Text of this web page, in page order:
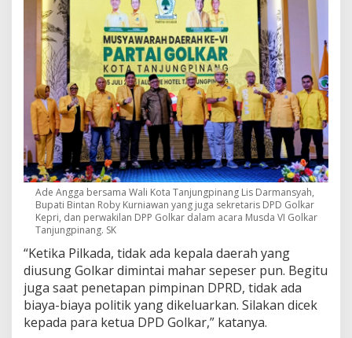
Ade Angga bersama Wali Kota Tanjungpinang Lis Darmansyah,
Bupati Bintan Roby Kurniawan yang juga sekretaris DPD Golkar
Kepri, dan perwakilan DPP Golkar dalam acara Musda VI Golkar
Tanjungpinang. SK
“Ketika Pilkada, tidak ada kepala daerah yang
diusung Golkar dimintai mahar sepeser pun. Begitu
juga saat penetapan pimpinan DPRD, tidak ada
biaya-biaya politik yang dikeluarkan. Silakan dicek
kepada para ketua DPD Golkar,” katanya.